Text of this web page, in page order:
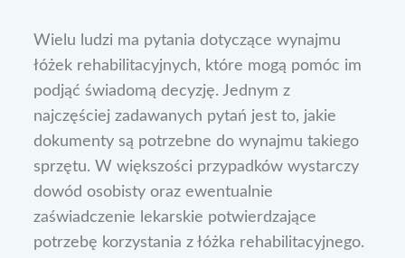
Wielu ludzi ma pytania dotyczące wynajmu
łóżek rehabilitacyjnych, które mogą pomóc im
podjąć świadomą decyzję. Jednym z
najczęściej zadawanych pytań jest to, jakie
dokumenty są potrzebne do wynajmu takiego
sprzętu. W większości przypadków wystarczy
dowód osobisty oraz ewentualnie
zaświadczenie lekarskie potwierdzające
potrzebę korzystania z łóżka rehabilitacyjnego.